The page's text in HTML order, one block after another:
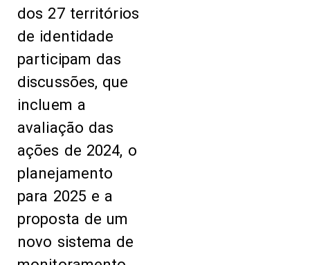
dos 27 territórios
de identidade
participam das
discussões, que
incluem a
avaliação das
ações de 2024, o
planejamento
para 2025 e a
proposta de um
novo sistema de